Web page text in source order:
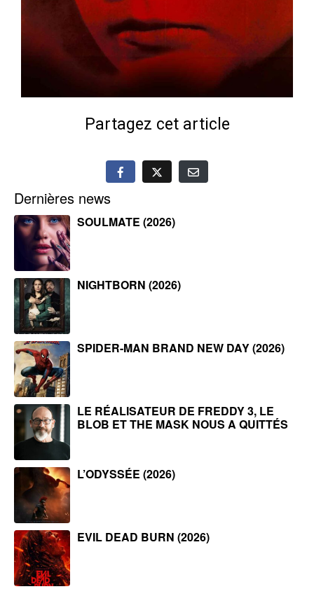
Partagez cet article
Dernières news
SOULMATE (2026)
NIGHTBORN (2026)
SPIDER-MAN BRAND NEW DAY (2026)
LE RÉALISATEUR DE FREDDY 3, LE
BLOB ET THE MASK NOUS A QUITTÉS
L’ODYSSÉE (2026)
EVIL DEAD BURN (2026)